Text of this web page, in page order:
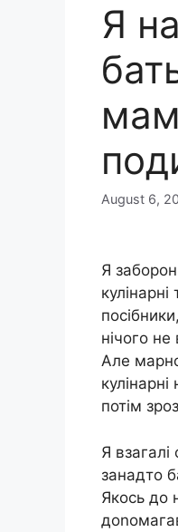
Я
August 6,
Я
нічого
Але
потім
Я
занадто
Якось до